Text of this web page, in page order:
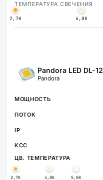
ТЕМПЕРАТУРА СВЕЧЕНИЯ
2,7К 4,0К
Pandora LED DL-12
Pandora
2,7К 4,0К 5,0К